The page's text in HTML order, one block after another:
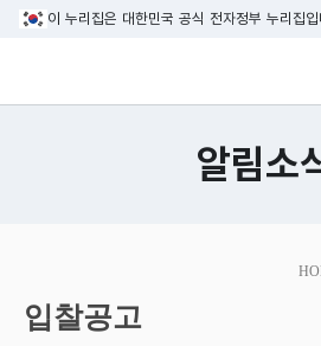
본문
이 누리집은 대한민국 공식 전자정부 누리집
방송미디어통신위원
알림소
시
작
입찰공고